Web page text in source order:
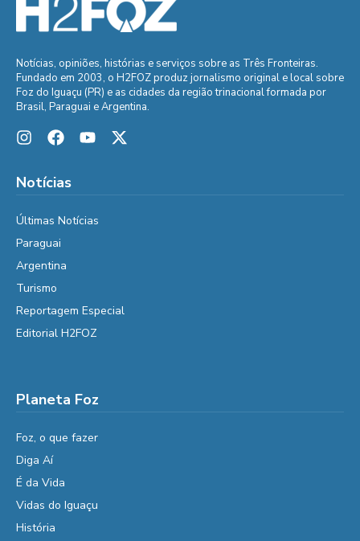
Notícias, opiniões, histórias e serviços sobre as Três Fronteiras.
Fundado em 2003, o H2FOZ produz jornalismo original e local sobre
Foz do Iguaçu (PR) e as cidades da região trinacional formada por
Brasil, Paraguai e Argentina.
Notícias
Últimas Notícias
Paraguai
Argentina
Turismo
Reportagem Especial
Editorial H2FOZ
Planeta Foz
Foz, o que fazer
Diga Aí
É da Vida
Vidas do Iguaçu
História